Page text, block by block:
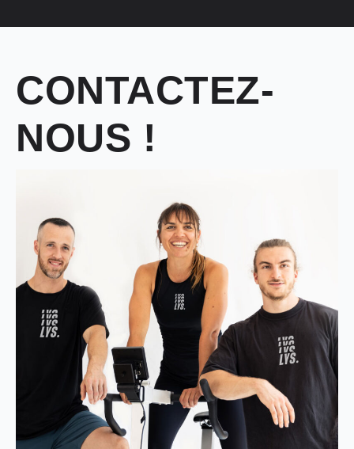
CONTACTEZ-
NOUS !